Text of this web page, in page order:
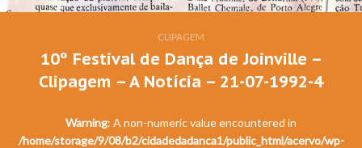
CLIPAGEM
10º Festival de Dança de Joinville –
Clipagem – A Notícia – 21-07-1992-4
Warning: A non-numeric value encountered in
/home/storage/9/08/b2/cidadedadanca1/public_html/acervo/wp-